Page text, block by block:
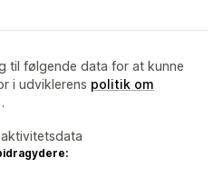
til følgende data for at kunne
i udviklerens politik om
.